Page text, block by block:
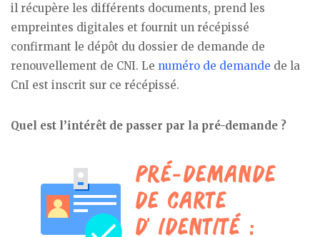
il récupère les différents documents, prend les
empreintes digitales et fournit un récépissé
confirmant le dépôt du dossier de demande de
renouvellement de CNI. Le numéro de demande de la
CnI est inscrit sur ce récépissé.
Quel est l’intérêt de passer par la pré-demande ?